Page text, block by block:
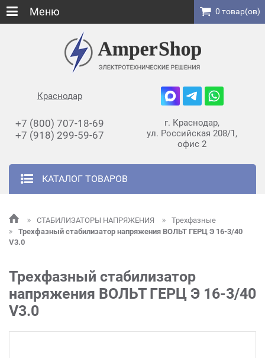
Краснодар
+7 (800) 707-18-69
+7 (918) 299-59-67
г. Краснодар,
ул. Российская 208/1,
офис 2
КАТАЛОГ ТОВАРОВ
Меню 0 товар(ов)
СТАБИЛИЗАТОРЫ НАПРЯЖЕНИЯ
Трехфазные
Трехфазный стабилизатор напряжения ВОЛЬТ ГЕРЦ Э 16-3/40
V3.0
Трехфазный стабилизатор
напряжения ВОЛЬТ ГЕРЦ Э 16-3/40
V3.0